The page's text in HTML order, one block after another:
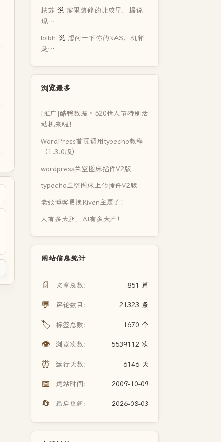
扶苏 说 家里装修的比较早，据说
现…
loibh 说 想问一下你的NAS，机箱
是…
浏览最多
[推广]酷鸭数据 · 520情人节特别活
动机来啦！
WordPress首页调用typecho教程
（1.3.0版）
wordpress兰空图床插件V2版
typecho兰空图床上传插件V2版
老张博客更换Riven主题了！
人有多大胆，AI有多大产！
网站信息统计
📄 文章总数： 851 篇
💬 评论数目： 21323 条
🏷️ 标签总数： 1670 个
👁️ 浏览次数： 5539112 次
⏰ 运行天数： 6146 天
📅 建站时间： 2009-10-09
🔄 最后更新： 2026-08-03